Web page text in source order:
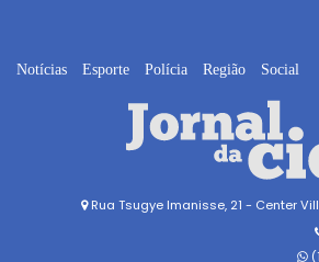
Notícias Esporte Polícia Região Social
Rua Tsugye Imanisse, 21 - Center